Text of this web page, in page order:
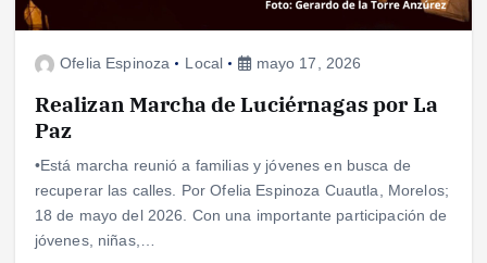
Ofelia Espinoza Local mayo 17, 2026
Realizan Marcha de Luciérnagas por La
Paz
•Está marcha reunió a familias y jóvenes en busca de
recuperar las calles. Por Ofelia Espinoza Cuautla, Morelos;
18 de mayo del 2026. Con una importante participación de
jóvenes, niñas,…